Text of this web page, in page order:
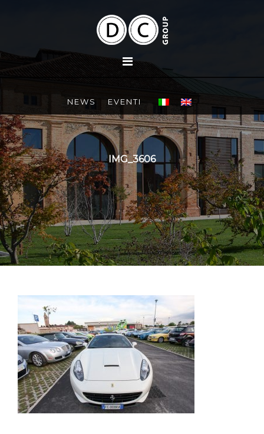
NEWS EVENTI
IMG_3606